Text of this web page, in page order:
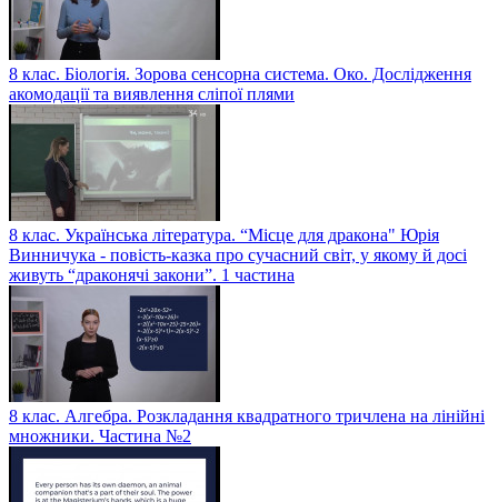
8 клас. Біологія. Зорова сенсорна система. Око. Дослідження
акомодації та виявлення сліпої плями
8 клас. Українська література. “Місце для дракона" Юрія
Винничука - повість-казка про сучасний світ, у якому й досі
живуть “драконячі закони”. 1 частина
8 клас. Алгебра. Розкладання квадратного тричлена на лінійні
множники. Частина №2